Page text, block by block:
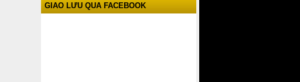
GIAO LƯU QUA FACEBOOK